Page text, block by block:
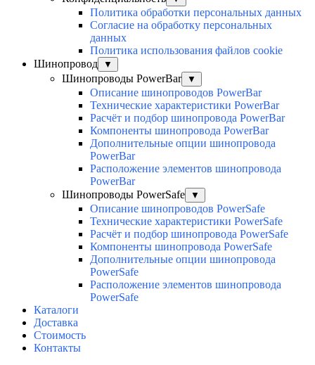
Политика обработки персональных данных
Согласие на обработку персональных
данных
Политика использования файлов cookie
Шинопровод
▼
Шинопроводы PowerBar ▼
Описание шинопроводов PowerBar
Технические характеристики PowerBar
Расчёт и подбор шинопровода PowerBar
Компоненты шинопровода PowerBar
Дополнительные опции шинопровода
PowerBar
Расположение элементов шинопровода
PowerBar
Шинопроводы PowerSafe
▼
Описание шинопроводов PowerSafe
Технические характеристики PowerSafe
Расчёт и подбор шинопровода PowerSafe
Компоненты шинопровода PowerSafe
Дополнительные опции шинопровода
PowerSafe
Расположение элементов шинопровода
PowerSafe
Каталоги
Доставка
Стоимость
Контакты